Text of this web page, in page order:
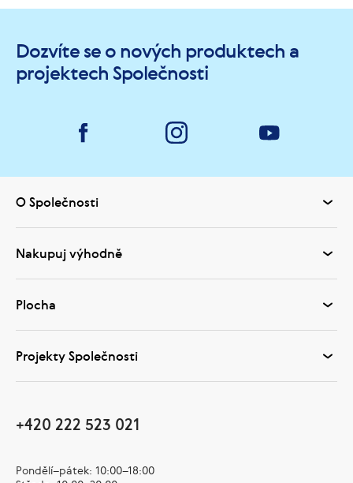
Dozvíte se o nových produktech a
projektech Společnosti
O Společnosti
Nakupuj výhodně
Plocha
Projekty Společnosti
+420 222 523 021
Pondělí–pátek: 10:00–18:00